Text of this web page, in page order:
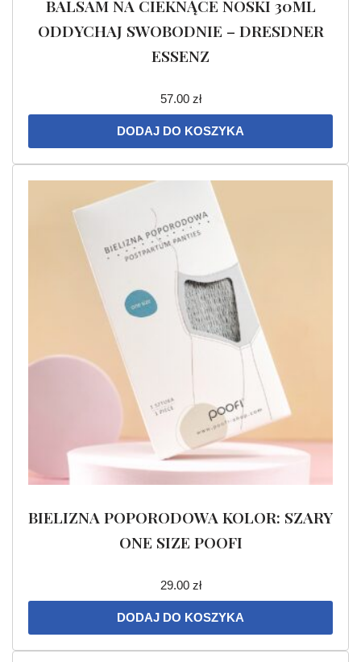
BALSAM NA CIEKNĄCE NOSKI 30ML
ODDYCHAJ SWOBODNIE – DRESDNER
ESSENZ
57.00 zł
DODAJ DO KOSZYKA
BIELIZNA POPORODOWA KOLOR: SZARY
ONE SIZE POOFI
29.00 zł
DODAJ DO KOSZYKA